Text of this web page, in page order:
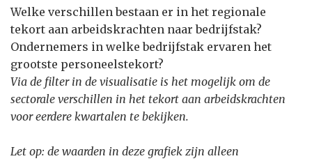
Welke verschillen bestaan er in het regionale
tekort aan arbeidskrachten naar bedrijfstak?
Ondernemers in welke bedrijfstak ervaren het
grootste personeelstekort?
Via de filter in de visualisatie is het mogelijk om de
sectorale verschillen in het tekort aan arbeidskrachten
voor eerdere kwartalen te bekijken.
Let op: de waarden in deze grafiek zijn alleen